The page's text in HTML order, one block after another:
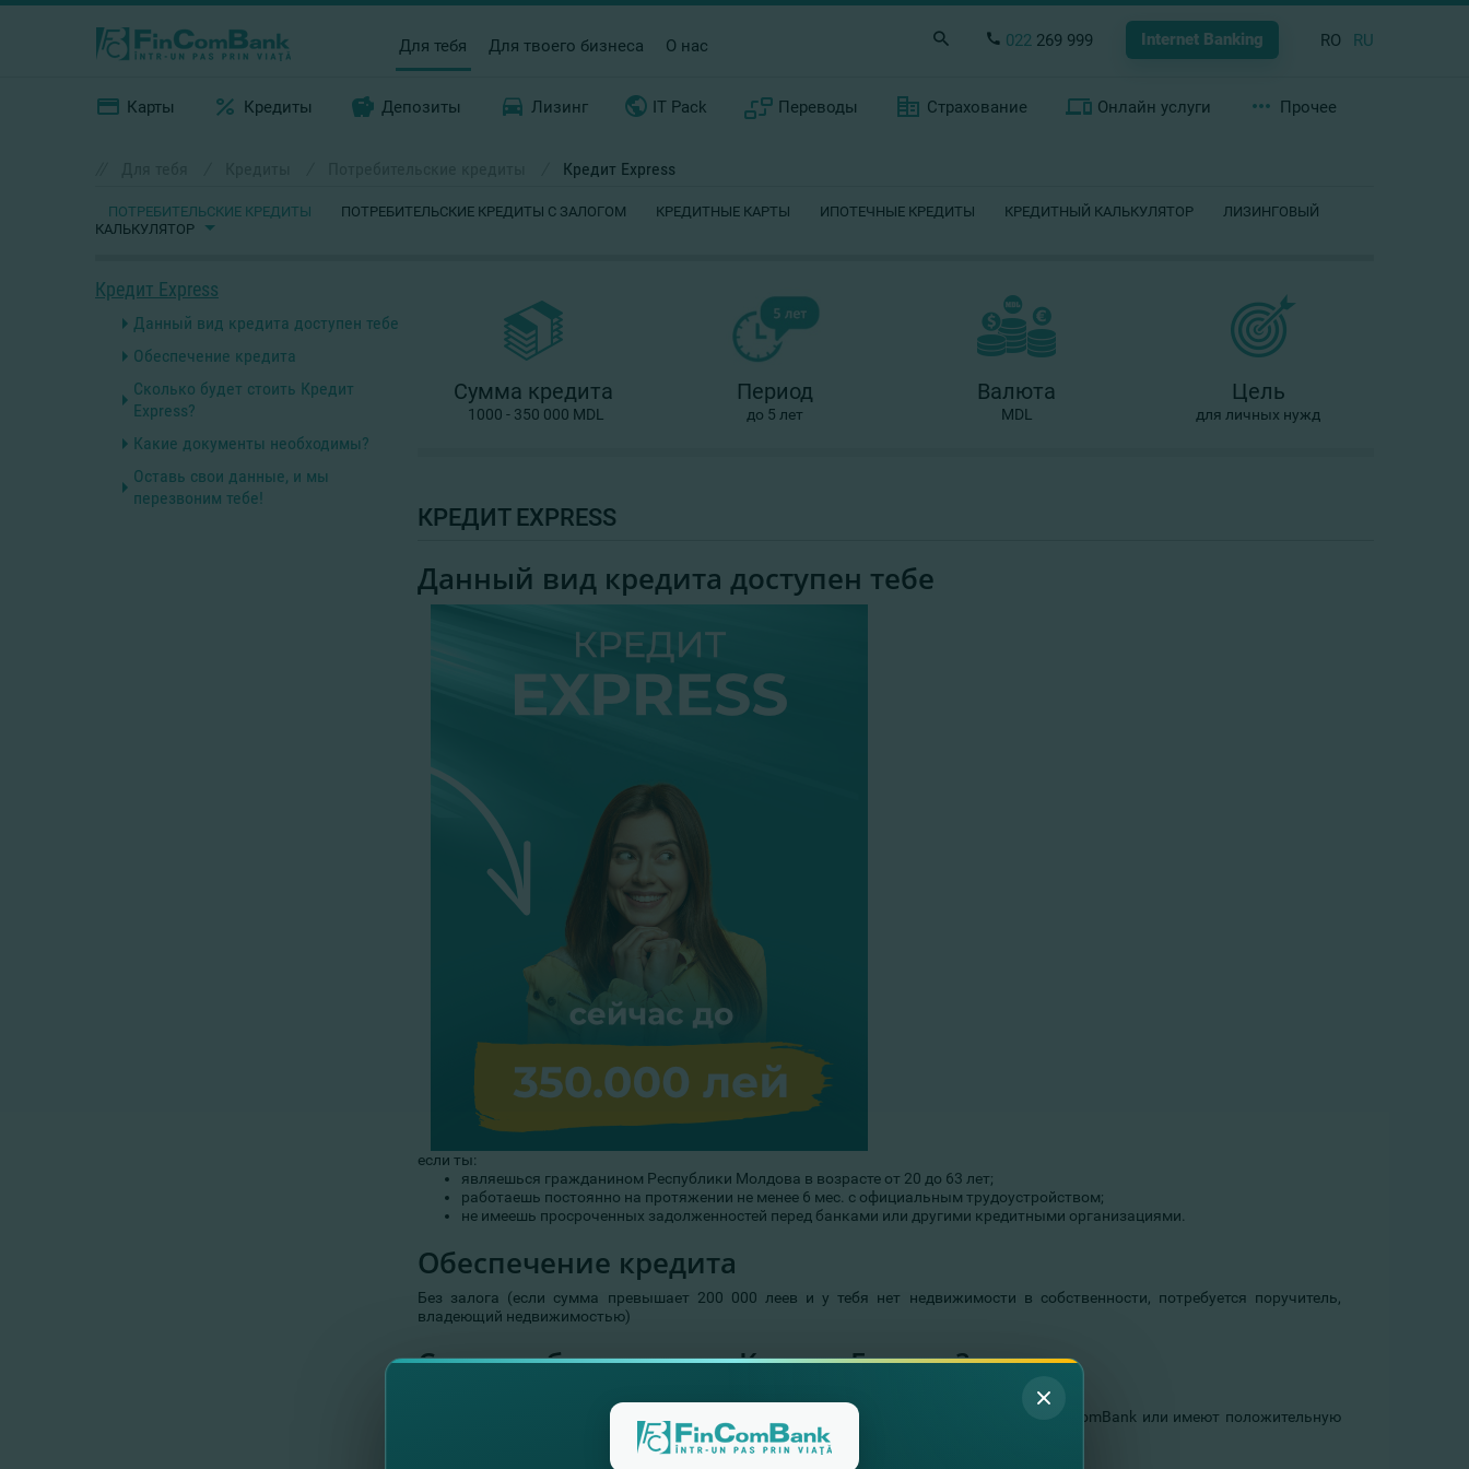
Для тебя Для твоего бизнеса О нас 022 269 999 Internet Banking RO RU
Карты Кредиты Депозиты Лизинг IT Pack Переводы Страхование Онлайн услуги Прочее
Кредит Express
ПОТРЕБИТЕЛЬСКИЕ КРЕДИТЫ ПОТРЕБИТЕЛЬСКИЕ КРЕДИТЫ С ЗАЛОГОМ КРЕДИТНЫЕ КАРТЫ ИПОТЕЧНЫЕ КРЕДИТЫ КРЕДИТНЫЙ КАЛЬКУЛЯТОР
ЛИЗИНГОВЫЙ
КАЛЬКУЛЯТОР
Кредит Express
Данный вид кредита доступен тебе
Обеспечение кредита
Сколько будет стоить Кредит
Express?
Какие документы необходимы?
Оставь свои данные, и мы
перезвоним тебе!
Сумма кредита
1000 - 350 000 MDL
Период
до 5 лет
Валюта
MDL
Цель
для личных нужд
КРЕДИТ EXPRESS
Данный вид кредита доступен тебе
если ты:
являешься гражданином Республики Молдова в возрасте от 20 до 63 лет;
работаешь постоянно на протяжении не менее 6 мес. с официальным трудоустройством;
не имеешь просроченных задолженностей перед банками или другими кредитными организациями.
Обеспечение кредита
Без залога (если сумма превышает 200 000 леев и у тебя нет недвижимости в собственности, потребуется поручитель,
владеющий недвижимостью)
Сколько будет стоить Кредит Express?
Годовая фиксированная процентная ставка — 10,00% для стандартных клиентов.
9,00% — для клиентов, которые получают зарплату/пенсию на карточный счёт FinComBank или имеют положительную
Комиссия за оформление договора — 0 леев.